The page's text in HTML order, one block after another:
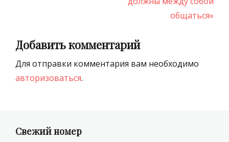
общаться»
Добавить комментарий
Для отправки комментария вам необходимо
авторизоваться.
Свежий номер